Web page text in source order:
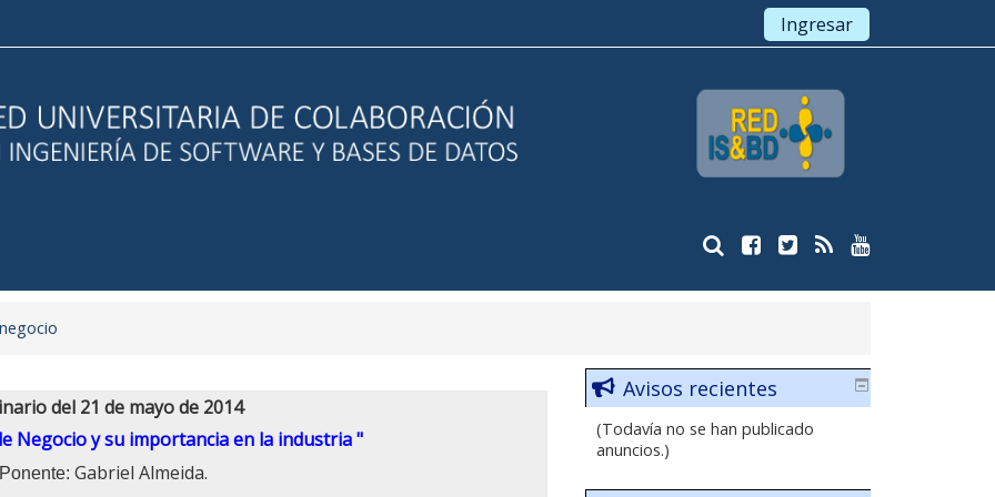
Ingresar
del 21 de mayo de 2014
Negocio y su importancia en la industria "
Ponente: Gabriel Almeida.
Avisos recientes
(Todavía no se han publicado
anuncios.)